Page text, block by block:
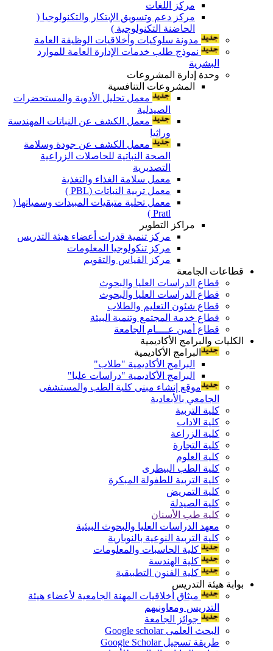
مركز اللغات
مركز دعم وتسويق الإبتكار والتكنولوجيا (
الحاضنة التكنولوجية )
مدونة سلوكيات وأخلاقيات الوظيفة العامة
نموذج طلب خدمات الإدارة العامة للموارد
البشرية
وحدة إدارة المشروعات
المشروعات التنافسية
معمل تحليل الأدوية والمستحضرات
الصيدلية
معمل الكشف عن النباتات المهندسة
وراثيا
معمل الكشف عن جودة وسلامة
الصحة النباتية للحاصلات الزراعية
التصديرية
معمل سلامة الغذاء والتغذية
معمل تربية النباتات (PBL )
معمل تحلية متبقيات المبيدات وسمياتها (
Pratl )
مراكز التطوير
مركز تنمية قدرات أعضاء هيئة التدريس
مركز تنكولوجيا المعلومات
مركز القياس والتقويم
قطاعات الجامعة
قطاع الدراسات العليا والبحوث
قطاع الدراسات العليا والبحوث
قطاع شئون التعليم والطلاب
قطاع خدمة المجتمع وتنمية البيئة
قطاع أمين عــــام الجامعة
الكليات والبرامج الأكاديمية
البرامج الأكاديمية
البرامج الأكاديمية "طلاب"
البرامج الأكاديمية "دراسات عليا"
موقع إنشاء مبنى كلية الطب والمستشفى
الجامعي بالأبعادية
كلية التربية
كلية الاداب
كلية الزراعة
كلية التجارة
كلية العلوم
كلية الطب البيطرى
كلية التربية للطفولة المبكرة
كلية التمريض
كلية الصيدلة
كلية طب الأسنان
معهد الدراسات العليا والبحوث البيئية
كلية التربية النوعية بالنوبارية
كلية الحاسبات والمعلومات
كلية الهندسة
كلية الفنون التطبيقية
بوابة هيئة التدريس
ميثاق أخلاقيات المهنة الجامعية لأعضاء هيئة
التدريس ومعاونيهم
جوائز الجامعة
البحث العلمى Google scholar
طريقة تسجيل Google Scholar